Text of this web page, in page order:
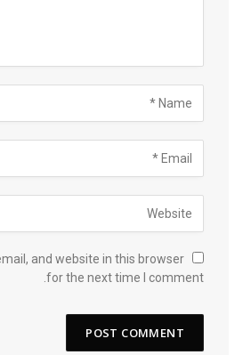
and website in this browser
for the next time I comment.